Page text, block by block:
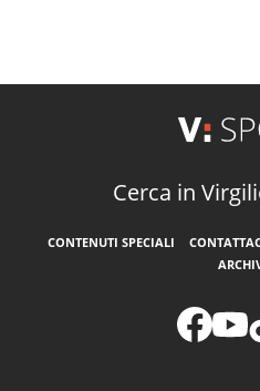
Cerca in
CONTENUTI SPECIALI